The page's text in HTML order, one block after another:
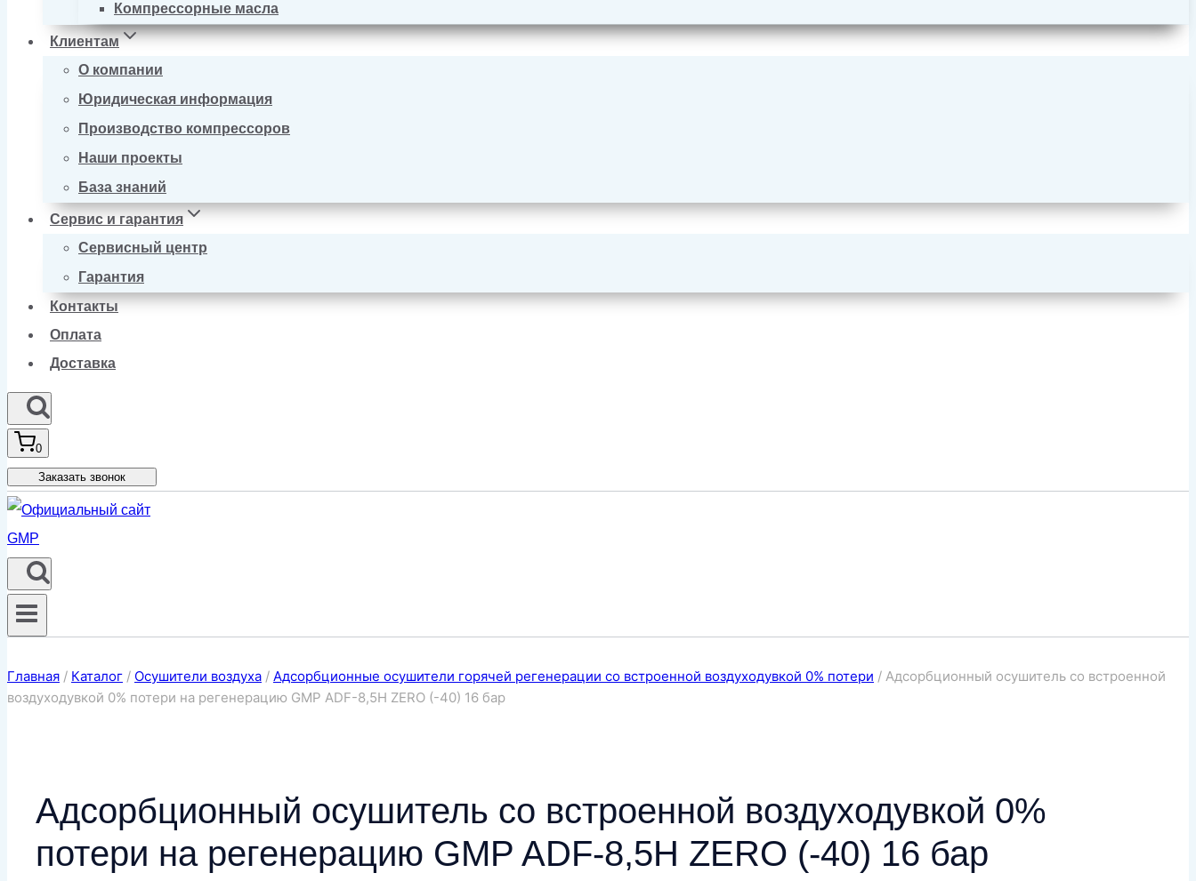
Компрессорные масла
Клиентам
О компании
Юридическая информация
Производство компрессоров
Наши проекты
База знаний
Сервис и гарантия
Сервисный центр
Гарантия
Контакты
Оплата
Доставка
0
Заказать звонок
Главная / Каталог / Осушители воздуха / Адсорбционные осушители горячей регенерации со встроенной воздуходувкой 0% потери / Адсорбционный осушитель со встроенной
воздуходувкой 0% потери на регенерацию GMP ADF-8,5H ZERO (-40) 16 бар
Адсорбционный осушитель со встроенной воздуходувкой 0%
потери на регенерацию GMP ADF-8,5H ZERO (-40) 16 бар